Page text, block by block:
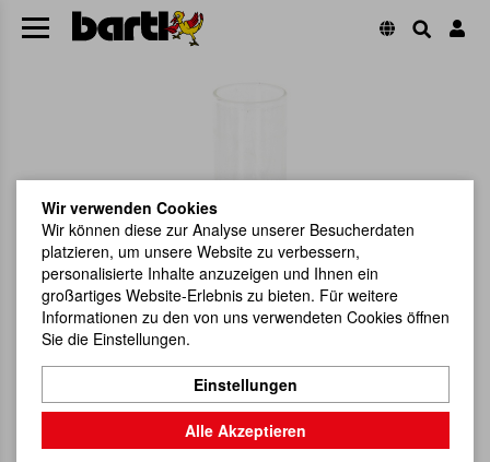
Wir verwenden Cookies
Wir können diese zur Analyse unserer Besucherdaten
platzieren, um unsere Website zu verbessern,
personalisierte Inhalte anzuzeigen und Ihnen ein
großartiges Website-Erlebnis zu bieten. Für weitere
Informationen zu den von uns verwendeten Cookies öffnen
Sie die Einstellungen.
Einstellungen
Alle Akzeptieren